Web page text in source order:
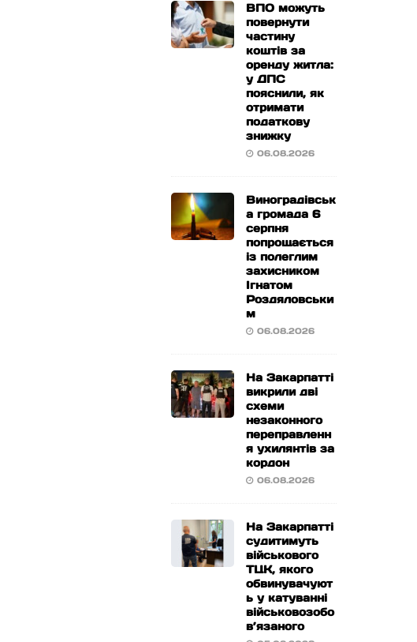
ВПО можуть
повернути
частину
коштів за
оренду житла:
у ДПС
пояснили, як
отримати
податкову
знижку
06.08.2026
Виноградівськ
а громада 6
серпня
попрощається
із полеглим
захисником
Ігнатом
Роздяловськи
м
06.08.2026
На Закарпатті
викрили дві
схеми
незаконного
переправленн
я ухилянтів за
кордон
06.08.2026
На Закарпатті
судитимуть
військового
ТЦК, якого
обвинувачуют
ь у катуванні
військовозобо
в’язаного